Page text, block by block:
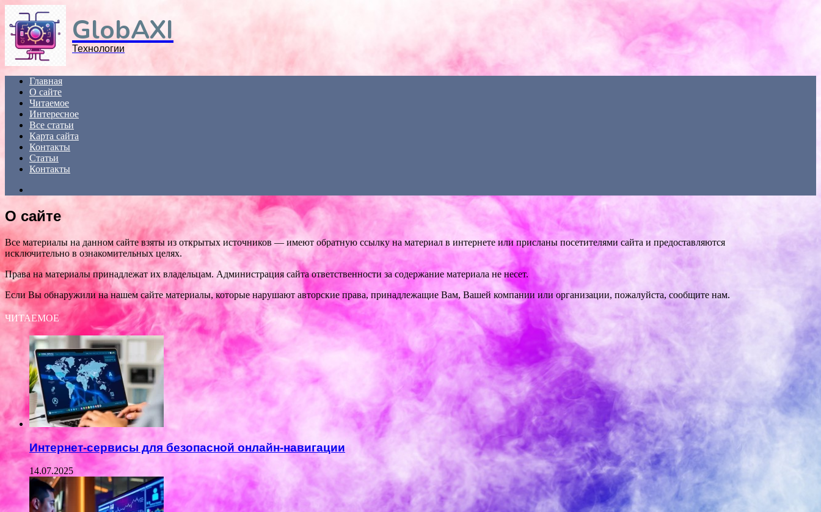
GlobAXI
Технологии
Главная
О сайте
Читаемое
Интересное
Все статьи
Карта сайта
Контакты
Статьи
Контакты
О сайте
Все материалы на данном сайте взяты из открытых источников — имеют обратную ссылку на материал в интернете или присланы посетителями сайта и предоставляются
исключительно в ознакомительных целях.
Права на материалы принадлежат их владельцам. Администрация сайта ответственности за содержание материала не несет.
Если Вы обнаружили на нашем сайте материалы, которые нарушают авторские права, принадлежащие Вам, Вашей компании или организации, пожалуйста, сообщите нам.
ЧИТАЕМОЕ
Интернет-сервисы для безопасной онлайн-навигации
14.07.2025